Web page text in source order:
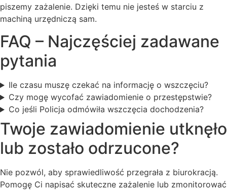
piszemy zażalenie. Dzięki temu nie jesteś w starciu z
machiną urzędniczą sam.
FAQ – Najczęściej zadawane
pytania
Ile czasu muszę czekać na informację o wszczęciu?
Czy mogę wycofać zawiadomienie o przestępstwie?
Co jeśli Policja odmówiła wszczęcia dochodzenia?
Twoje zawiadomienie utknęło
lub zostało odrzucone?
Nie pozwól, aby sprawiedliwość przegrała z biurokracją.
Pomogę Ci napisać skuteczne zażalenie lub zmonitorować